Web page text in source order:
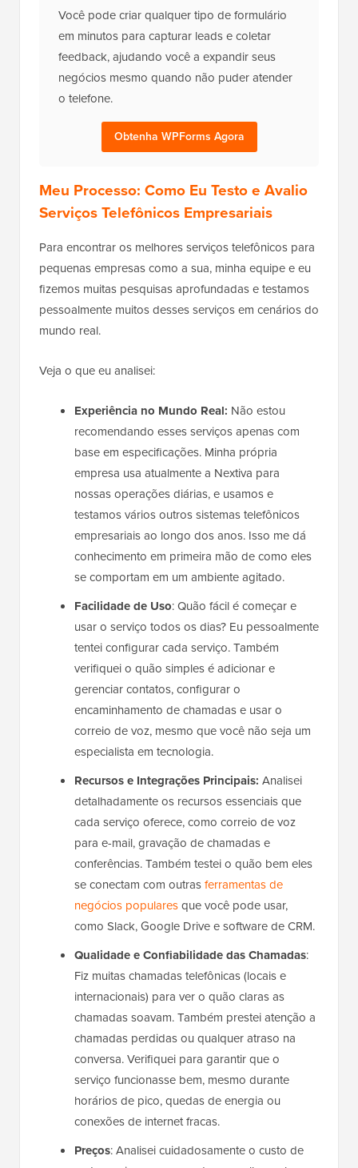
Você pode criar qualquer tipo de formulário
em minutos para capturar leads e coletar
feedback, ajudando você a expandir seus
negócios mesmo quando não puder atender
o telefone.
Obtenha WPForms Agora
Meu Processo: Como Eu Testo e Avalio
Serviços Telefônicos Empresariais
Para encontrar os melhores serviços telefônicos para
pequenas empresas como a sua, minha equipe e eu
fizemos muitas pesquisas aprofundadas e testamos
pessoalmente muitos desses serviços em cenários do
mundo real.
Veja o que eu analisei:
Experiência no Mundo Real: Não estou
recomendando esses serviços apenas com
base em especificações. Minha própria
empresa usa atualmente a Nextiva para
nossas operações diárias, e usamos e
testamos vários outros sistemas telefônicos
empresariais ao longo dos anos. Isso me dá
conhecimento em primeira mão de como eles
se comportam em um ambiente agitado.
Facilidade de Uso: Quão fácil é começar e
usar o serviço todos os dias? Eu pessoalmente
tentei configurar cada serviço. Também
verifiquei o quão simples é adicionar e
gerenciar contatos, configurar o
encaminhamento de chamadas e usar o
correio de voz, mesmo que você não seja um
especialista em tecnologia.
Recursos e Integrações Principais: Analisei
detalhadamente os recursos essenciais que
cada serviço oferece, como correio de voz
para e-mail, gravação de chamadas e
conferências. Também testei o quão bem eles
se conectam com outrasferramentas de
negócios popularesque você pode usar,
como Slack, Google Drive e software de CRM.
Qualidade e Confiabilidade das Chamadas:
Fiz muitas chamadas telefônicas (locais e
internacionais) para ver o quão claras as
chamadas soavam. Também prestei atenção a
chamadas perdidas ou qualquer atraso na
conversa. Verifiquei para garantir que o
serviço funcionasse bem, mesmo durante
horários de pico, quedas de energia ou
conexões de internet fracas.
Preços: Analisei cuidadosamente o custo de